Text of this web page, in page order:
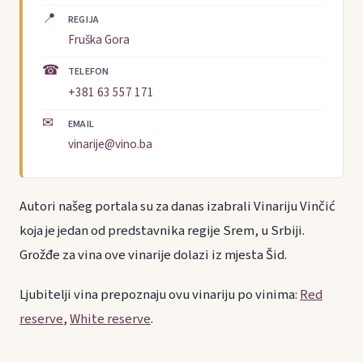
📍 REGIJA
Fruška Gora
☎ TELEFON
+381 63 557 171
✉ EMAIL
vinarije@vino.ba
Autori našeg portala su za danas izabrali Vinariju Vinčić
koja je jedan od predstavnika regije Srem, u Srbiji.
Grožđe za vina ove vinarije dolazi iz mjesta Šid.
Ljubitelji vina prepoznaju ovu vinariju po vinima:Red
reserve,White reserve.